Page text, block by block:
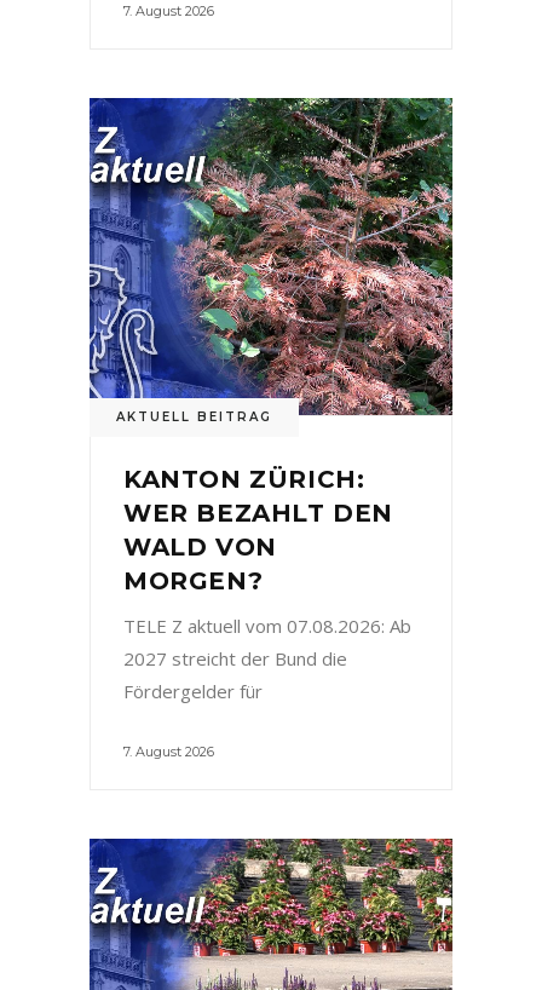
7. August 2026
AKTUELL BEITRAG
KANTON ZÜRICH:
WER BEZAHLT DEN
WALD VON
MORGEN?
TELE Z aktuell vom 07.08.2026: Ab
2027 streicht der Bund die
Fördergelder für
7. August 2026